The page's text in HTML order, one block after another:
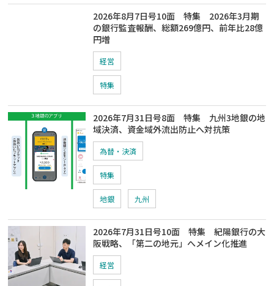
2026年8月7日号10面 特集 2026年3月期
の銀行監査報酬、総額269億円、前年比28億
円増
経営
特集
2026年7月31日号8面 特集 九州3地銀の地
域決済、資金域外流出防止へ対抗策
為替・決済
特集
地銀 九州
2026年7月31日号10面 特集 紀陽銀行の大
阪戦略、「第二の地元」へメイン化推進
経営